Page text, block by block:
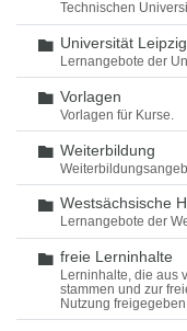
Technischen
Ordner
Universität Leipzig
Lernangebote der
Ordner
Vorlagen
Vorlagen für Kurse.
Ordner
Weiterbildung
Ordner
Westsächsische
Lernangebote der
Ordner
freie Lerninhalte
Lerninhalte, die aus
stammen und zur
Nutzung freigegeben